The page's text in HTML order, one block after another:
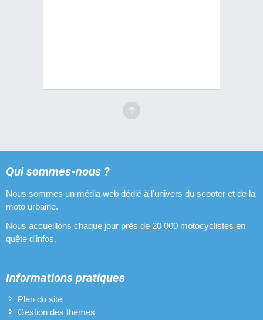
Qui sommes-nous ?
Nous sommes un média web dédié à l'univers du scooter et de la
moto urbaine.
Nous accueillons chaque jour près de 20 000 motocyclistes en
quête d'infos.
Informations pratiques
Plan du site
Gestion des thèmes